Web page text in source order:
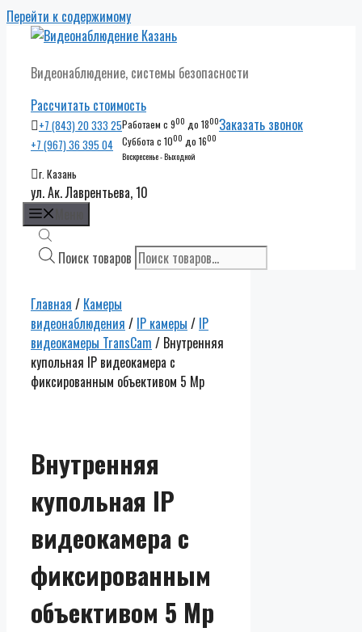
Перейти к содержимому
Видеонаблюдение, системы безопасности
Рассчитать стоимость
+7 (843) 20 333 25
+7 (967) 36 395 04
Работаем с 900 до 1800
Суббота с 1000 до 1600
Воскресенье - Выходной
Заказать звонок
г. Казань
ул. Ак. Лаврентьева, 10
Поиск товаров
Главная / Камеры
видеонаблюдения / IP камеры / IP
видеокамеры TransCam / Внутренняя
купольная IP видеокамера с
фиксированным объективом 5 Mp
Внутренняя
купольная IP
видеокамера с
фиксированным
объективом 5 Mp